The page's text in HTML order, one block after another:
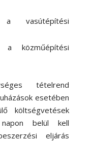
vasútépítési
közműépítési
tételrend
esetében
költségvetések
belül kell
eljárás